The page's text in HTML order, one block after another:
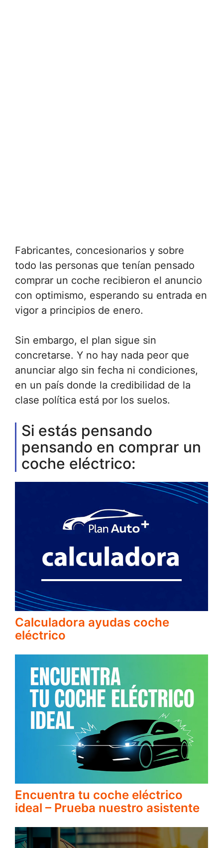
Fabricantes, concesionarios y sobre
todo las personas que tenían pensado
comprar un coche recibieron el anuncio
con optimismo, esperando su entrada en
vigor a principios de enero.
Sin embargo, el plan sigue sin
concretarse. Y no hay nada peor que
anunciar algo sin fecha ni condiciones,
en un país donde la credibilidad de la
clase política está por los suelos.
Si estás pensando
pensando en comprar un
coche eléctrico:
Calculadora ayudas coche
eléctrico
Encuentra tu coche eléctrico
ideal – Prueba nuestro asistente